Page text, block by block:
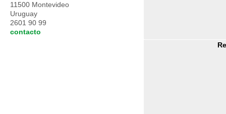
11500 Montevideo
Uruguay
2601 90 99
contacto